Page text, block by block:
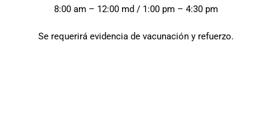
8:00 am – 12:00 md / 1:00 pm – 4:30 pm
Se requerirá evidencia de vacunación y refuerzo.